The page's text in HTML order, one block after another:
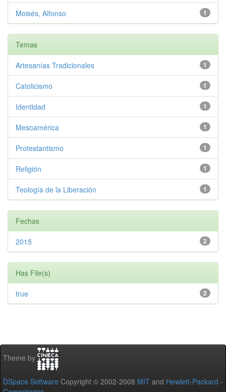
1
Moisés, Alfonso
Temas
1
Artesanías Tradicionales
1
Catolicismo
1
Identidad
1
Mesoamérica
1
Protestantismo
1
Religión
1
Teología de la Liberación
Fechas
2
2015
Has File(s)
2
true
Theme by
DSpace Software Copyright © 2002-2008 MIT and Hewlett-Packard -